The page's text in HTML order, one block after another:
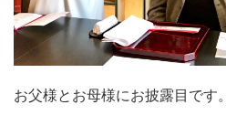
お父様とお母様にお披露目です。